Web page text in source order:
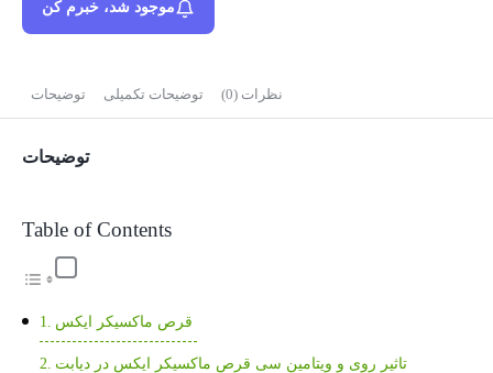
موجود شد، خبرم کن
توضیحات توضیحات تکمیلی نظرات (0)
توضیحات
Table of Contents
تاثیر روی و ویتامین سی قرص ماکسیکر ایکس در دیابت